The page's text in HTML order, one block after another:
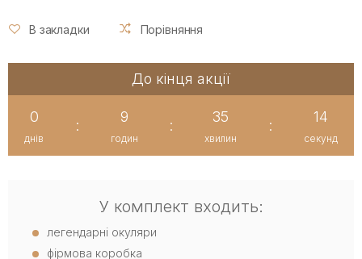
В закладки Порівняння
До кінця акції
0
днів
:
9
годин
:
35
хвилин
:
14
секунд
У комплект входить:
легендарні окуляри
фірмова коробка